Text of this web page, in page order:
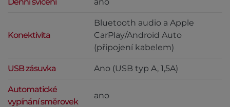
Konektivita
Bluetooth audio a Apple
CarPlay/Android Auto
(připojení kabelem)
USB zásuvka Ano (USB typ A, 1,5A)
Automatické
vypínání směrovek
ano